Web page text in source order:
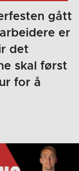
gått
er
det
skal først
for å